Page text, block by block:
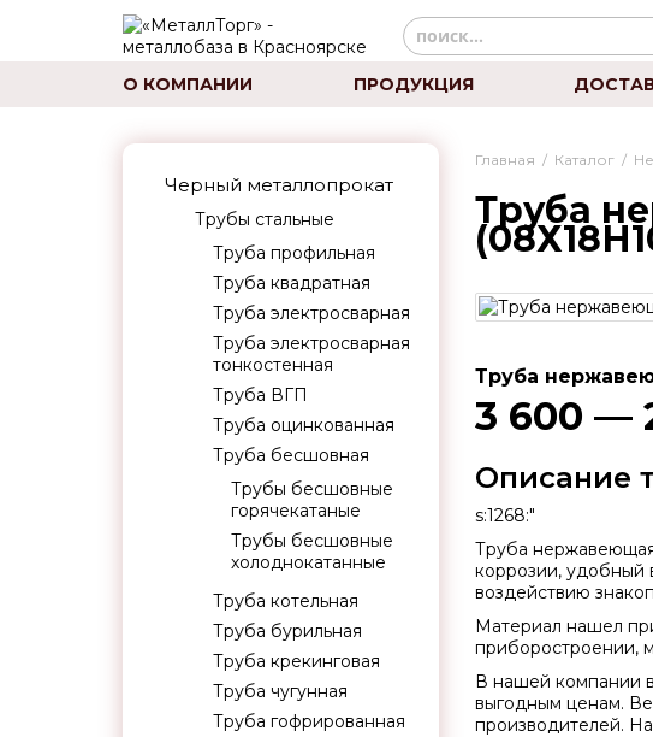
О КОМПАНИИ ПРОДУКЦИЯ
Черный металлопрокат
Трубы стальные
Труба профильная
Труба квадратная
Труба электросварная
Труба электросварная
тонкостенная
Труба ВГП
Труба оцинкованная
Труба бесшовная
Трубы бесшовные
горячекатаные
Трубы бесшовные
холоднокатанные
Труба котельная
Труба бурильная
Труба крекинговая
Труба чугунная
Труба гофрированная
Главная / Каталог /
Труба
Труба
3 600 —
Описание
s:1268:"
Труба
коррозии, удобный
воздействию
Материал нашел
приборостроении,
В нашей компании
выгодным ценам.
производителей.